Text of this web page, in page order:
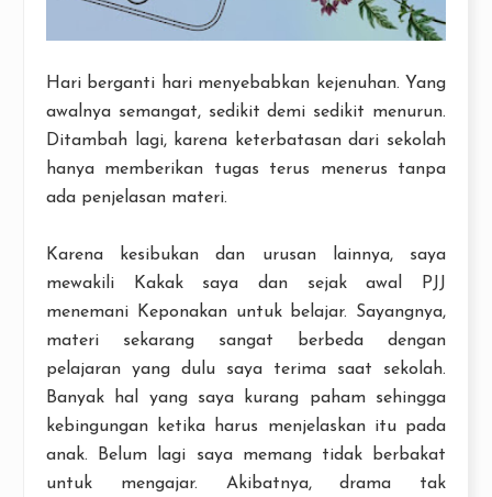
Hari berganti hari menyebabkan kejenuhan. Yang
awalnya semangat, sedikit demi sedikit menurun.
Ditambah lagi, karena keterbatasan dari sekolah
hanya memberikan tugas terus menerus tanpa
ada penjelasan materi.
Karena kesibukan dan urusan lainnya, saya
mewakili Kakak saya dan sejak awal PJJ
menemani Keponakan untuk belajar. Sayangnya,
materi sekarang sangat berbeda dengan
pelajaran yang dulu saya terima saat sekolah.
Banyak hal yang saya kurang paham sehingga
kebingungan ketika harus menjelaskan itu pada
anak. Belum lagi saya memang tidak berbakat
untuk mengajar. Akibatnya, drama tak